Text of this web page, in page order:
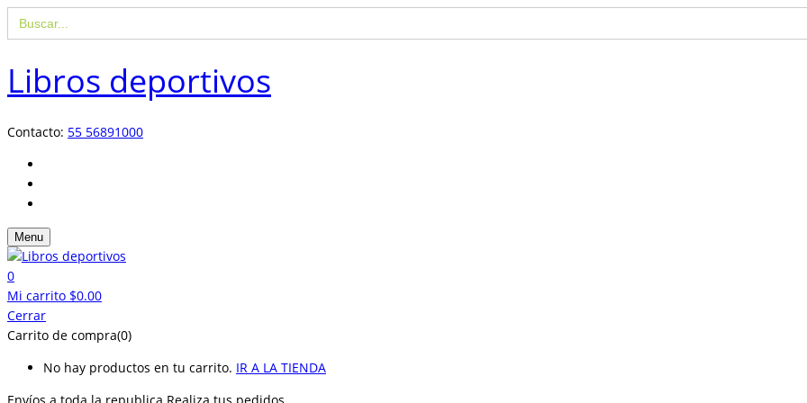
Buscar:
Libros deportivos
Contacto: 55 56891000
Menu
0
Mi carrito $0.00
Cerrar
Carrito de compra(0)
No hay productos en tu carrito. IR A LA TIENDA